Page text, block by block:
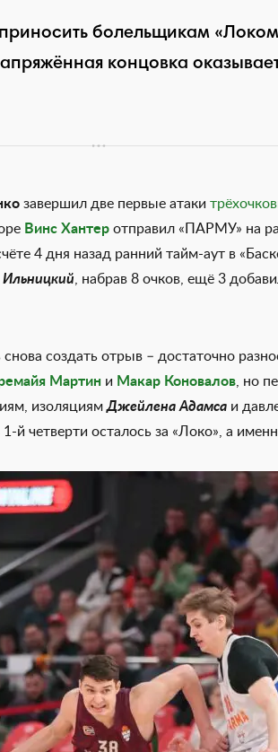
болельщикам
концовка
завершил две первые атаки
Винс Хантер отправил «ПАРМУ» на
4 дня назад ранний тайм-аут в
, набрав 8 очков, ещё 3
создать отрыв – достаточно
Мартин и Макар Коновалов , но
изоляциямДжейлена Адамса и
й четверти осталось за «Локо», а